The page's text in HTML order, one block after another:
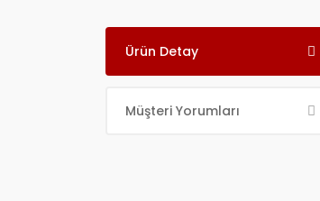
Ürün Detay
Müşteri Yorumları